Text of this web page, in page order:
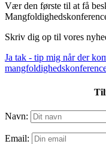
Vær den første til at få
Skriv dig op til vores
Ja tak - tip mig når der
Navn:
Email: